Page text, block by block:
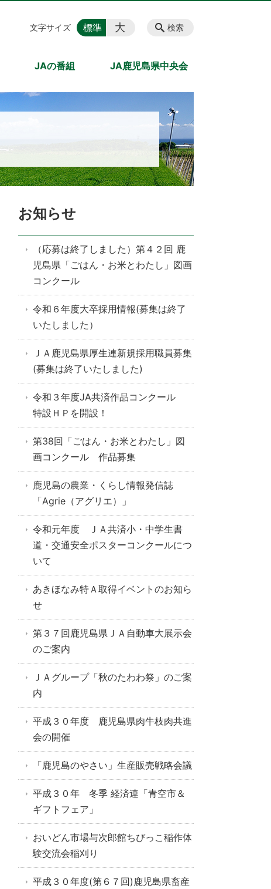
JAの番組 JA鹿児島県中央会
検索
文字サイズ 標準 大
お知らせ
（応募は終了しました）第４２回 鹿
児島県「ごはん・お米とわたし」図画
コンクール
令和６年度大卒採用情報(募集は終了
いたしました）
ＪＡ鹿児島県厚生連新規採用職員募集
(募集は終了いたしました)
令和３年度JA共済作品コンクール
特設ＨＰを開設！
第38回「ごはん・お米とわたし」図
画コンクール 作品募集
鹿児島の農業・くらし情報発信誌
「Agrie（アグリエ）」
令和元年度 ＪＡ共済小・中学生書
道・交通安全ポスターコンクールにつ
いて
あきほなみ特Ａ取得イベントのお知ら
せ
第３７回鹿児島県ＪＡ自動車大展示会
のご案内
ＪＡグループ「秋のたわわ祭」のご案
内
平成３０年度 鹿児島県肉牛枝肉共進
会の開催
「鹿児島のやさい」生産販売戦略会議
平成３０年 冬季 経済連「青空市＆
ギフトフェア」
おいどん市場与次郎館ちびっこ稲作体
験交流会稲刈り
平成３０年度(第６７回)鹿児島県畜産